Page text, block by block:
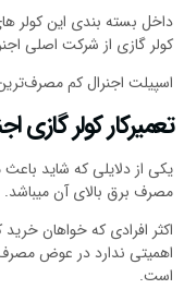
کولر گازی از شرکت اصلی
اسپیلت اجنرال کم مصرف‌ترین
تعمیرکار کولر گازی
یکی از دلایلی که شاید
مصرف برق بالای آن میباشد.
اکثر افرادی که خواهان
اهمیتی ندارد در عوض
است.